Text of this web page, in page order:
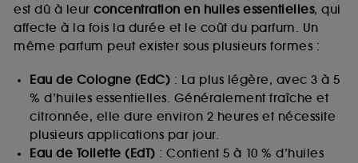
est dû à leur concentration en huiles essentielles, qui
affecte à la fois la durée et le coût du parfum. Un
même parfum peut exister sous plusieurs formes :
Eau de Cologne (EdC) : La plus légère, avec 3 à 5
% d’huiles essentielles. Généralement fraîche et
citronnée, elle dure environ 2 heures et nécessite
plusieurs applications par jour.
Eau de Toilette (EdT) : Contient 5 à 10 % d’huiles